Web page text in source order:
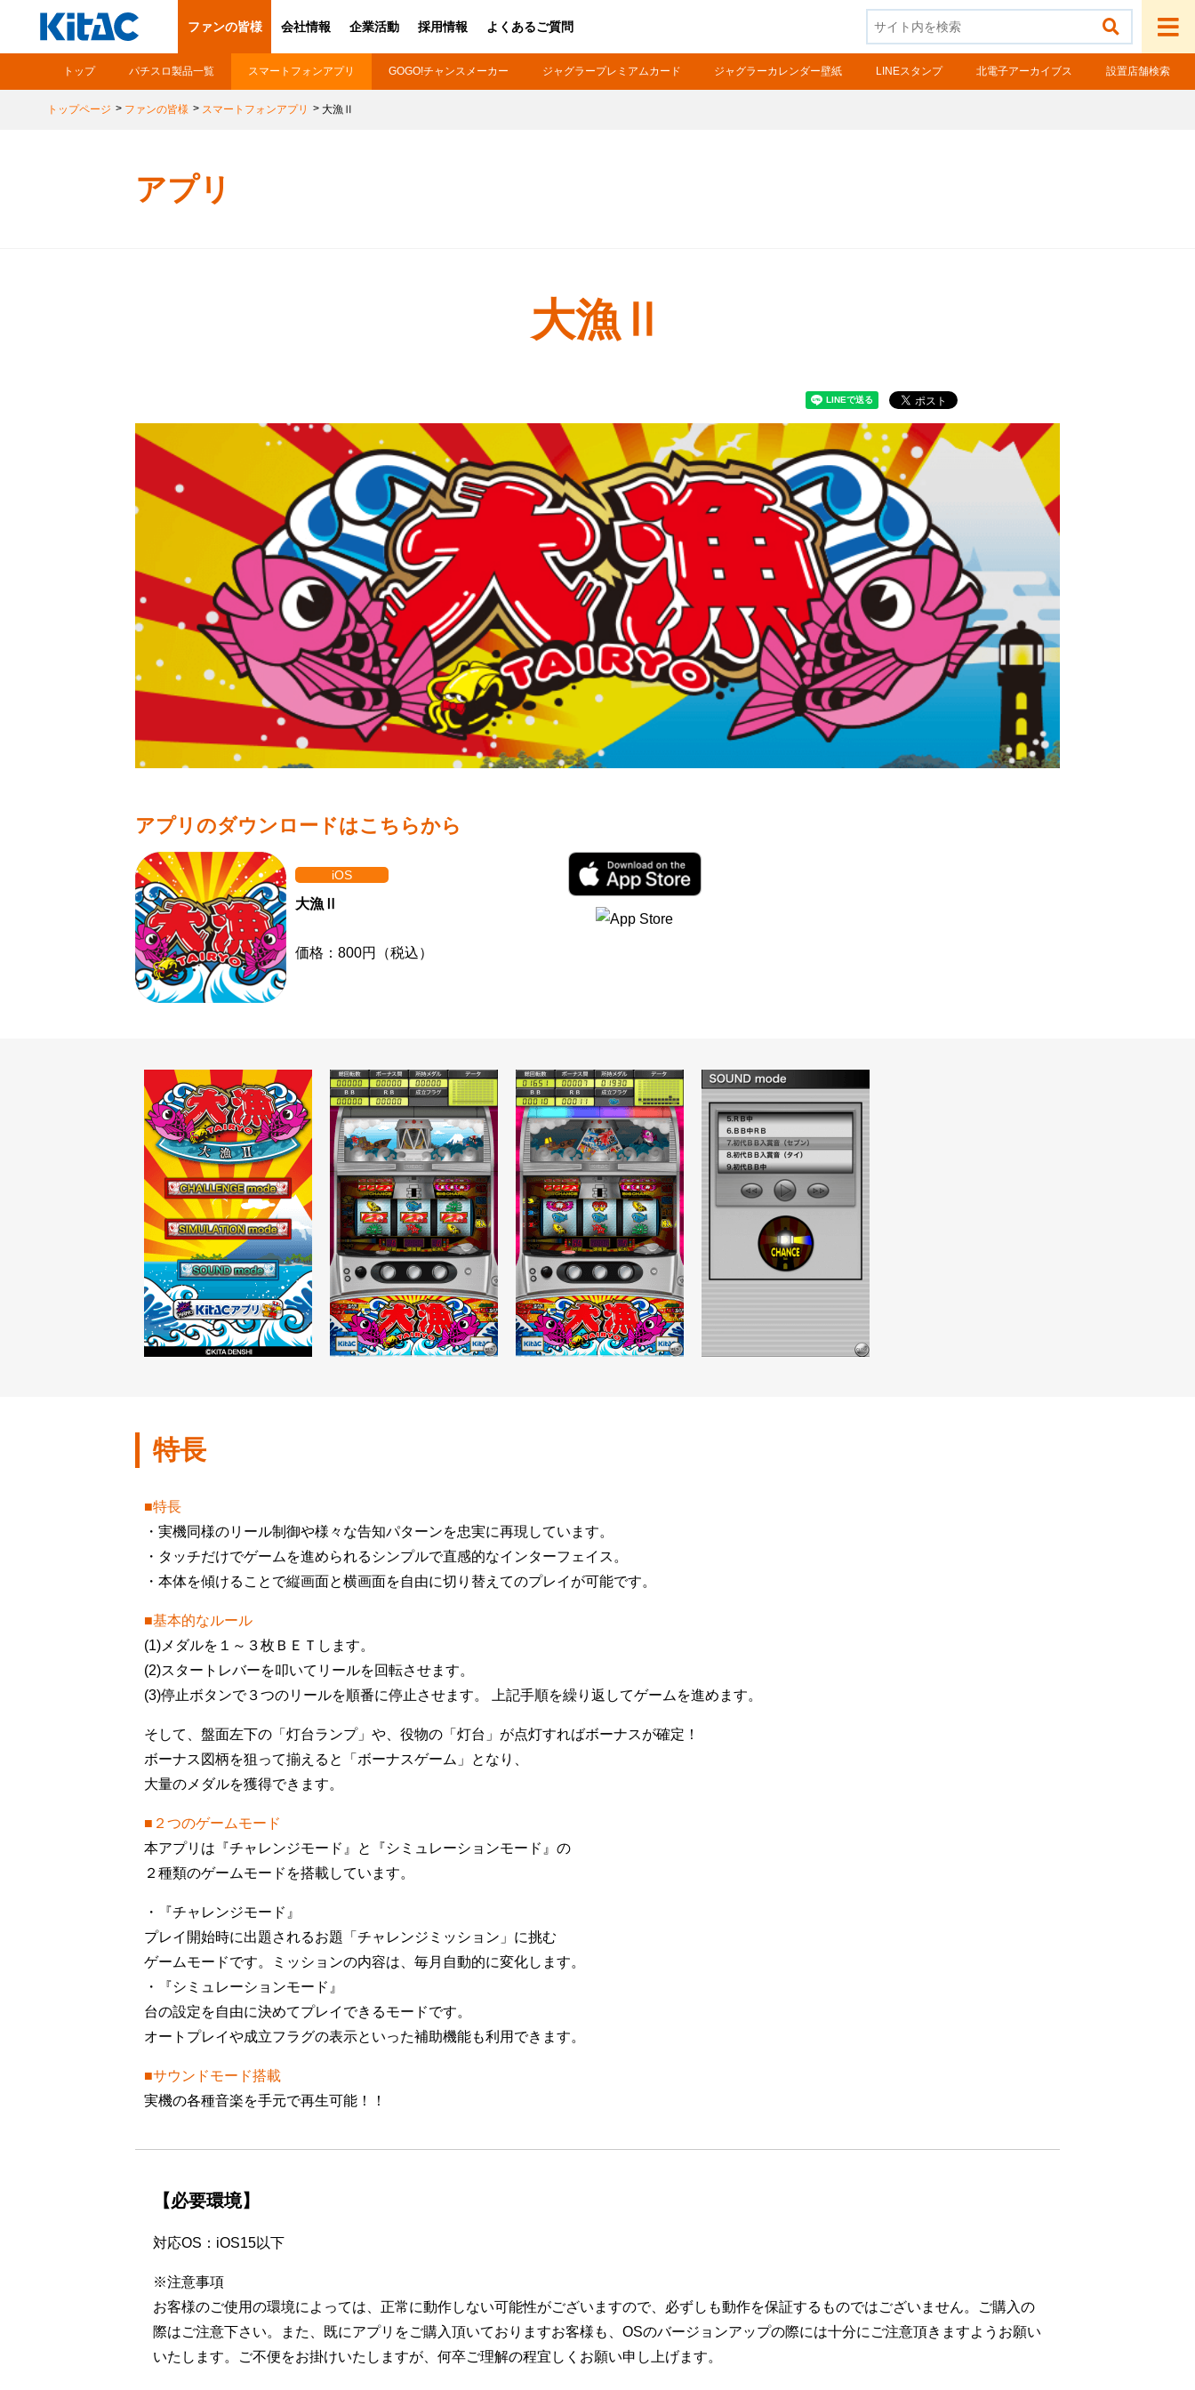
ファンの皆様 会社情報 企業活動 採用情報 よくあるご質問
北電子製品販売ネットワーク
システムサポート
印刷製本機器
スペシャルコンテンツ
株式会社北電子ホールディングス
株式会社北電子
株式会社ゼクロスクリエイティブ
株式会社キタック販売
北電子製品販売ネットワーク
採用情報
企業活動
企業活動
SDGs
トップ パチスロ製品一覧 スマートフォンアプリ GOGO!チャンスメーカー ジャグラープレミアムカード ジャグラーカレンダー壁紙 LINEスタンプ 北電子アーカイブス 設置店舗検索
トップページ ファンの皆様 スマートフォンアプリ 大漁Ⅱ
アプリ
大漁Ⅱ
アプリのダウンロードはこちらから
iOS
大漁Ⅱ
価格：800円（税込）
特長
■特長
・実機同様のリール制御や様々な告知パターンを忠実に再現しています。
・タッチだけでゲームを進められるシンプルで直感的なインターフェイス。
・本体を傾けることで縦画面と横画面を自由に切り替えてのプレイが可能です。
■基本的なルール
(1)メダルを１～３枚ＢＥＴします。
(2)スタートレバーを叩いてリールを回転させます。
(3)停止ボタンで３つのリールを順番に停止させます。 上記手順を繰り返してゲームを進めます。
そして、盤面左下の「灯台ランプ」や、役物の「灯台」が点灯すればボーナスが確定！
ボーナス図柄を狙って揃えると「ボーナスゲーム」となり、
大量のメダルを獲得できます。
■２つのゲームモード
本アプリは『チャレンジモード』と『シミュレーションモード』の
２種類のゲームモードを搭載しています。
・『チャレンジモード』
プレイ開始時に出題されるお題「チャレンジミッション」に挑む
ゲームモードです。ミッションの内容は、毎月自動的に変化します。
・『シミュレーションモード』
台の設定を自由に決めてプレイできるモードです。
オートプレイや成立フラグの表示といった補助機能も利用できます。
■サウンドモード搭載
実機の各種音楽を手元で再生可能！！
【必要環境】
対応OS：iOS15以下
※注意事項
お客様のご使用の環境によっては、正常に動作しない可能性がございますので、必ずしも動作を保証するものではございません。ご購入の
際はご注意下さい。また、既にアプリをご購入頂いておりますお客様も、OSのバージョンアップの際には十分にご注意頂きますようお願い
いたします。ご不便をお掛けいたしますが、何卒ご理解の程宜しくお願い申し上げます。